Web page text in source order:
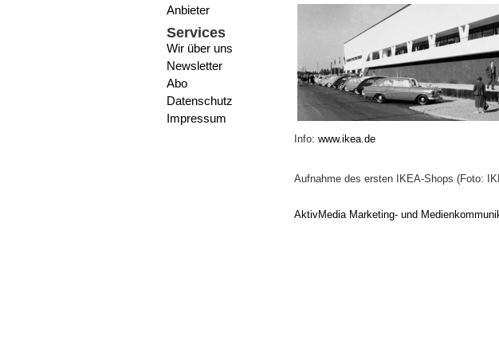
Anbieter
Services
Wir über uns
Newsletter
Abo
Datenschutz
Impressum
Info: www.ikea.de
Aufnahme des ersten IKEA-Shops (Foto:
AktivMedia Marketing- und